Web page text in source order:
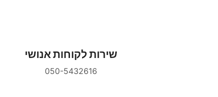
שירות לקוחות אנושי
050-5432616